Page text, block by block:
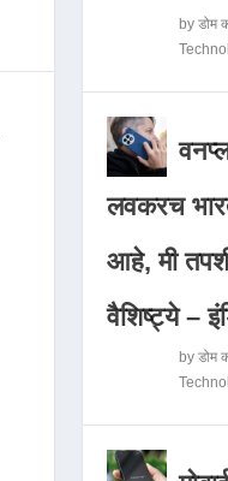
by डोम
लवकरच
आहे, मी
वैशिष्ट्ये –
by डोम